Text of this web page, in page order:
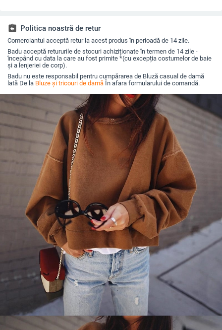
zilnice
assignment_return Politica noastră de retur
Comerciantul acceptă retur la acest produs în perioadă de 14 zile.
Badu acceptă retururile de stocuri achiziționate în termen de 14 zile -
începând cu data la care au fost primite *(cu excepția costumelor de baie
și a lenjeriei de corp).
Badu nu este responsabil pentru cumpărarea de Bluză casual de damă
lată De la Bluze și tricouri de damă În afara formularului de comandă.